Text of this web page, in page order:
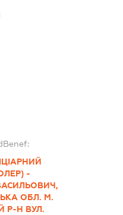
-
ОБЛ. М.
Р-Н ВУЛ.